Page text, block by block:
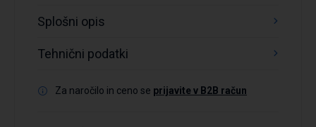
Splošni opis
Tehnični podatki
Za naročilo in ceno se prijavite v B2B račun